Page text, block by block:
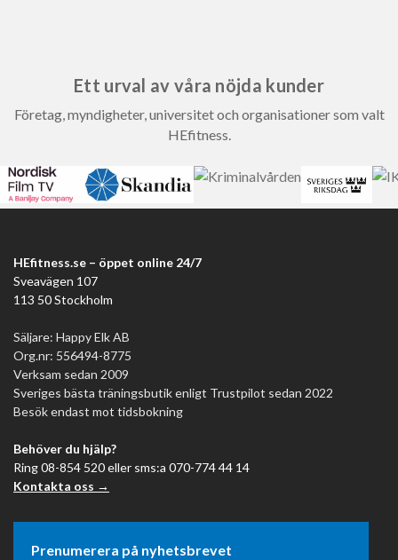
Ett urval av våra nöjda kunder
Företag, myndigheter, universitet och organisationer som valt
HEfitness.
HEfitness.se – öppet online 24/7
Sveavägen 107
113 50 Stockholm
Säljare: Happy Elk AB
Org.nr: 556494-8775
Verksam sedan 2009
Sveriges bästa träningsbutik enligt Trustpilot sedan 2022
Besök endast mot tidsbokning
Behöver du hjälp?
Ring 08-854 520 eller sms:a 070-774 44 14
Kontakta oss →
Prenumerera på nyhetsbrevet